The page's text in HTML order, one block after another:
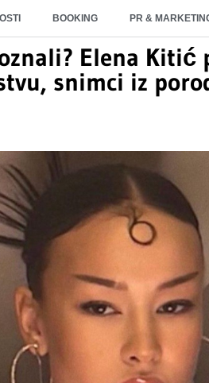
BOOKING PR &
Elena Kitić
snimci iz